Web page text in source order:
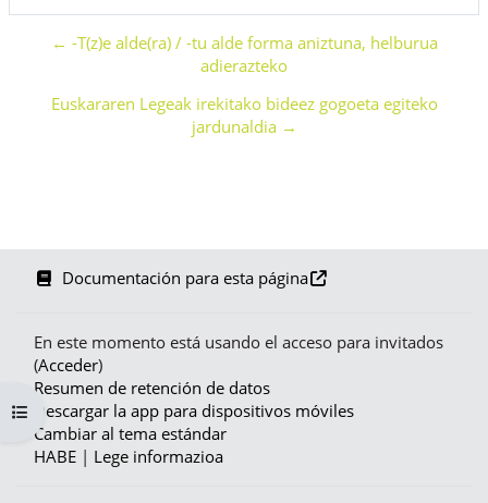
Abrir índice del curso
← -T(z)e alde(ra) / -tu alde forma aniztuna, helburua
adierazteko
Euskararen Legeak irekitako bideez gogoeta egiteko
jardunaldia →
Documentación para esta página
En este momento está usando el acceso para invitados
(Acceder)
Resumen de retención de datos
Descargar la app para dispositivos móviles
Cambiar al tema estándar
HABE | Lege informazioa